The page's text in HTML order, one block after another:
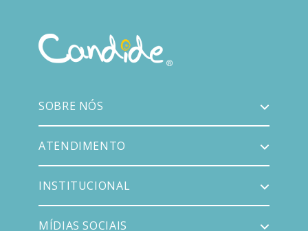
SOBRE NÓS
ATENDIMENTO
INSTITUCIONAL
MÍDIAS SOCIAIS